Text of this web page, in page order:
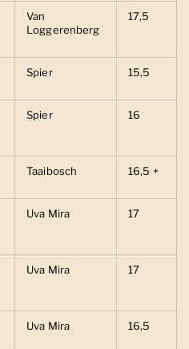
Van
Loggerenberg
17,5
Spier 15,5
Spier 16
Taaibosch 16,5 +
Uva Mira 17
Uva Mira 17
Uva Mira 16,5